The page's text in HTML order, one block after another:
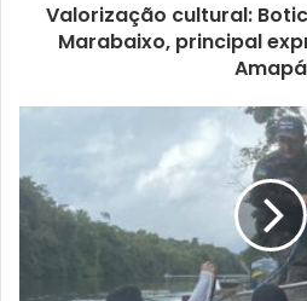
Valorização cultural:
Marabaixo, principal
Amapá